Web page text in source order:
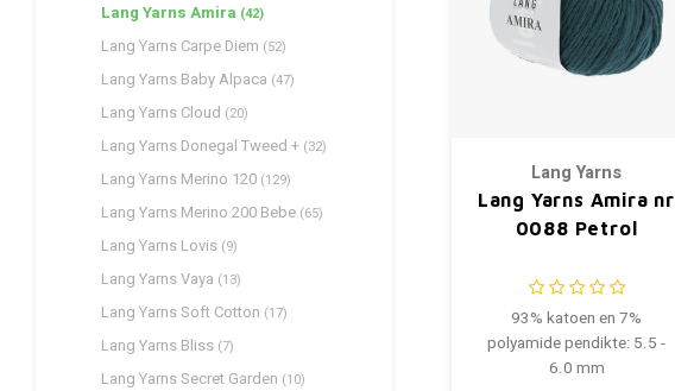
Lang Yarns Amira (42)
Lang Yarns Carpe Diem (52)
Lang Yarns Baby Alpaca (47)
Lang Yarns Cloud (20)
Lang Yarns Donegal Tweed + (32)
Lang Yarns Merino 120 (129)
Lang Yarns Merino 200 Bebe (65)
Lang Yarns Lovis (9)
Lang Yarns Vaya (13)
Lang Yarns Soft Cotton (17)
Lang Yarns Bliss (7)
Lang Yarns Secret Garden (10)
Lang Yarns
Lang Yarns Amira nr
0088 Petrol
93% katoen en 7%
polyamide pendikte: 5.5 -
6.0 mm